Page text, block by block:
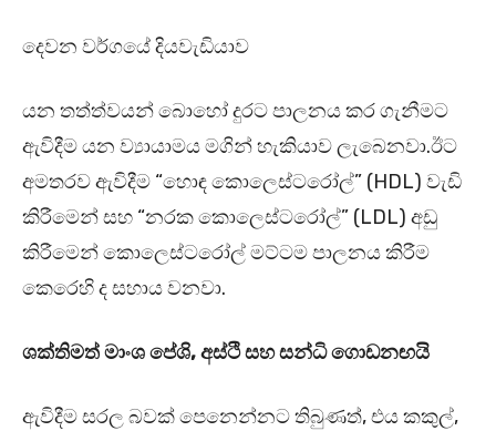
දෙවන වර්ගයේ දියවැඩියාව
යන තත්ත්වයන් බොහෝ දුරට පාලනය කර ගැනීමට
ඇවිදීම යන ව්‍යායාමය මගින් හැකියාව ලැබෙනවා.ඊට
අමතරව ඇවිදීම “හොඳ කොලෙස්ටරෝල්” (HDL) වැඩි
කිරීමෙන් සහ “නරක කොලෙස්ටරෝල්” (LDL) අඩු
කිරීමෙන් කොලෙස්ටරෝල් මට්ටම පාලනය කිරීම
කෙරෙහි ද සහාය වනවා.
ශක්තිමත් මාංශ පේශි, අස්ථි සහ සන්ධි ගොඩනඟයි
ඇවිදීම සරල බවක් පෙනෙන්නට තිබුණත්, එය කකුල්,